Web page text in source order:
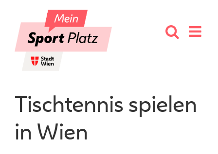
content
Tischtennis spielen
in Wien